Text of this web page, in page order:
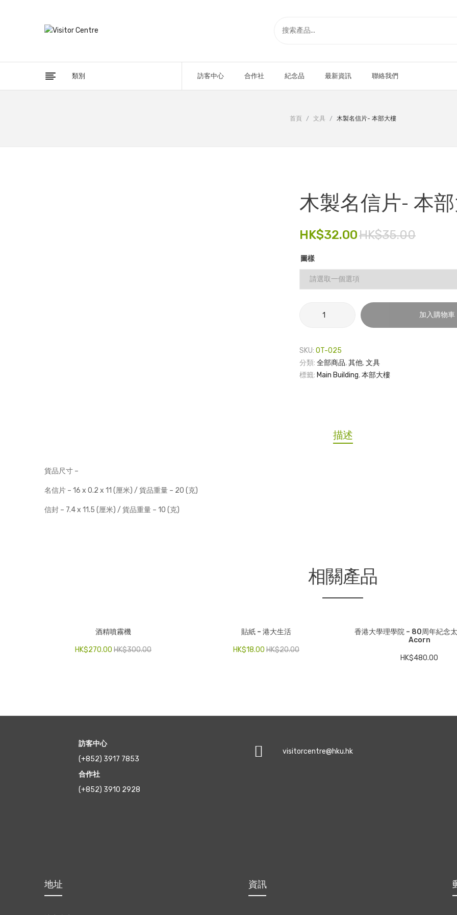
類別 訪客中心 合作社 紀念品 最新資訊 聯絡我們
首頁 / 文具 / 木製名信片- 本部大樓
木製名信片- 本
HK$35.00
HK$32.00
圖樣
片-
本
加入購物車
SKU: OT-025
分類: 全部商品,其他,文具
標籤: Main Building,本部大樓
描述
貨品尺寸 –
名信片 – 16 x 0.2 x 11 (厘米) / 貨品重量 – 20 (克)
信封 – 7.4 x 11.5 (厘米) / 貨品重量 – 10 (克)
相關產品
酒精噴霧機
HK$300.00
HK$270.00
貼紙 – 港大生活
HK$20.00
HK$18.00
香港大學理學院 – 80周年紀念
Acorn
HK$480.00
訪客中心
(+852) 3917 7853
合作社
(+852) 3910 2928
visitorcentre@hku.hk
地址 資訊